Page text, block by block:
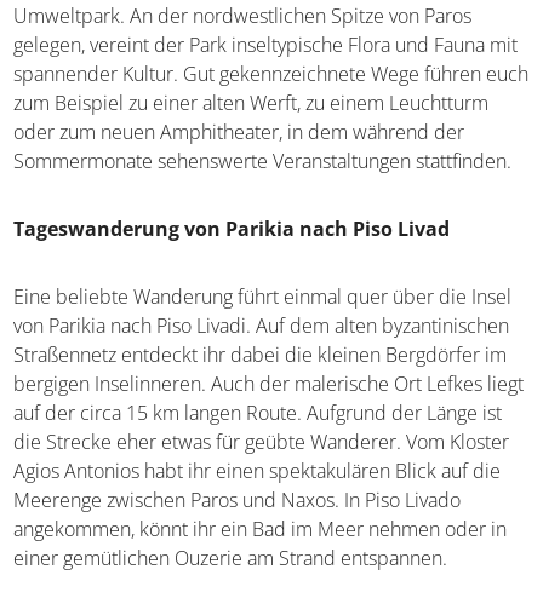
Hinreißende Aussichten und spannende Einblicke in die
Natur bietet der rund 7 km lange Rundweg durch den
Umweltpark. An der nordwestlichen Spitze von Paros
gelegen, vereint der Park inseltypische Flora und Fauna
mit spannender Kultur. Gut gekennzeichnete Wege
führen euch zum Beispiel zu einer alten Werft, zu einem
während der Sommermonate sehenswerte
Tageswanderungvon Parikia nach Piso Livad
Eine beliebte Wanderung führt einmal quer über die
Insel von Parikia nach Piso Livadi. Auf dem alten
byzantinischen Straßennetz entdeckt ihr dabei die
kleinen Bergdörfer im bergigen Inselinneren. Auch der
malerische Ort Lefkes liegt auf der circa 15 km langen
Route. Aufgrund der Länge ist die Strecke eher etwas für
geübte Wanderer. Vom Kloster Agios Antonios habt ihr